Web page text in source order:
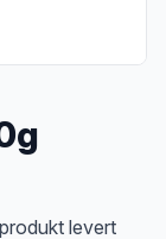
levert